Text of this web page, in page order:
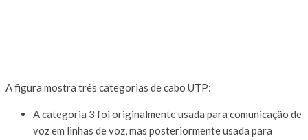
A figura mostra três categorias de cabo UTP:
A categoria 3 foi originalmente usada para comunicação de
voz em linhas de voz, mas posteriormente usada para